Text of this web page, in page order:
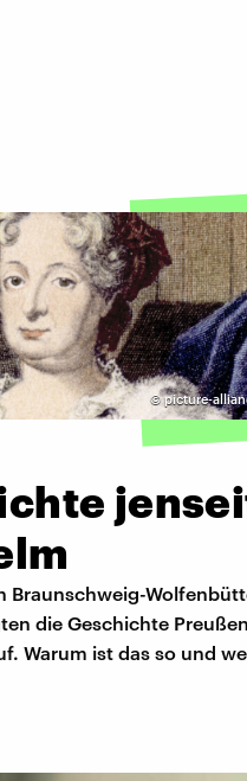
©picture-
Braunschweig-
die Geschichte
Warum ist das so und